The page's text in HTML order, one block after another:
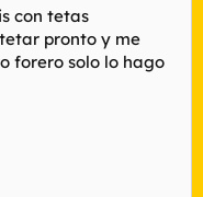
con tetas
pronto y me
forero solo lo hago